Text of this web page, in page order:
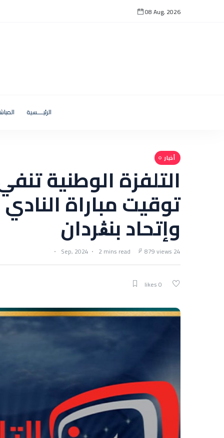
08 Aug, 2026
الرئيــــسية
أخبار
التلفزة الوطنية
توقيت مباراة
وإتحاد بنڨردان
24 Sep, 2024
2 mins read 879 views